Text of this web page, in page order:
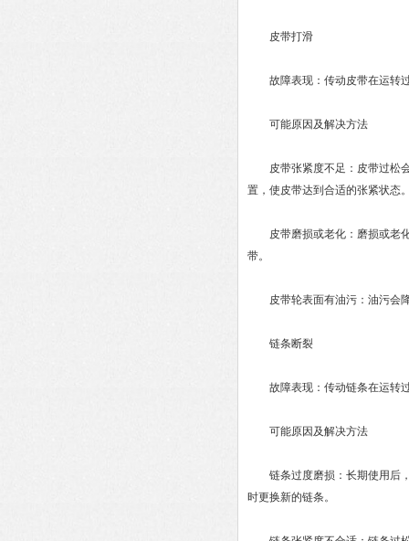
皮带打滑
故障表现：传动皮带在运转过
可能原因及解决方法
皮带张紧度不足：皮带过松会
置，使皮带达到合适的张紧状态
皮带磨损或老化：磨损或老化
带。
皮带轮表面有油污：油污会降
链条断裂
故障表现：传动链条在运转过
可能原因及解决方法
链条过度磨损：长期使用后，
时更换新的链条。